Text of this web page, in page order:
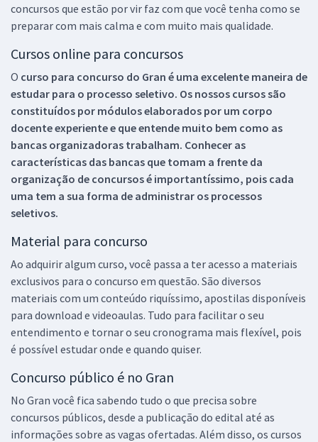
concursos que estão por vir faz com que você tenha como se
preparar com mais calma e com muito mais qualidade.
Cursos online para concursos
O curso para concurso do Gran é uma excelente maneira de
estudar para o processo seletivo. Os nossos cursos são
constituídos por módulos elaborados por um corpo
docente experiente e que entende muito bem como as
bancas organizadoras trabalham. Conhecer as
características das bancas que tomam a frente da
organização de concursos é importantíssimo, pois cada
uma tem a sua forma de administrar os processos
seletivos.
Material para concurso
Ao adquirir algum curso, você passa a ter acesso a materiais
exclusivos para o concurso em questão. São diversos
materiais com um conteúdo riquíssimo, apostilas disponíveis
para download e videoaulas. Tudo para facilitar o seu
entendimento e tornar o seu cronograma mais flexível, pois
é possível estudar onde e quando quiser.
Concurso público é no Gran
No Gran você fica sabendo tudo o que precisa sobre
concursos públicos, desde a publicação do edital até as
informações sobre as vagas ofertadas. Além disso, os cursos